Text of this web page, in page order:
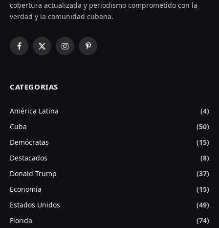
cobertura actualizada y periodismo comprometido con la
verdad y la comunidad cubana.
Facebook
X
InstagramPinterest
CATEGORIAS
América Latina
(4)
Cuba
(50)
Demócratas
(15)
Destacados
(8)
Donald Trump
(37)
Economía
(15)
Estados Unidos
(49)
Florida
(74)